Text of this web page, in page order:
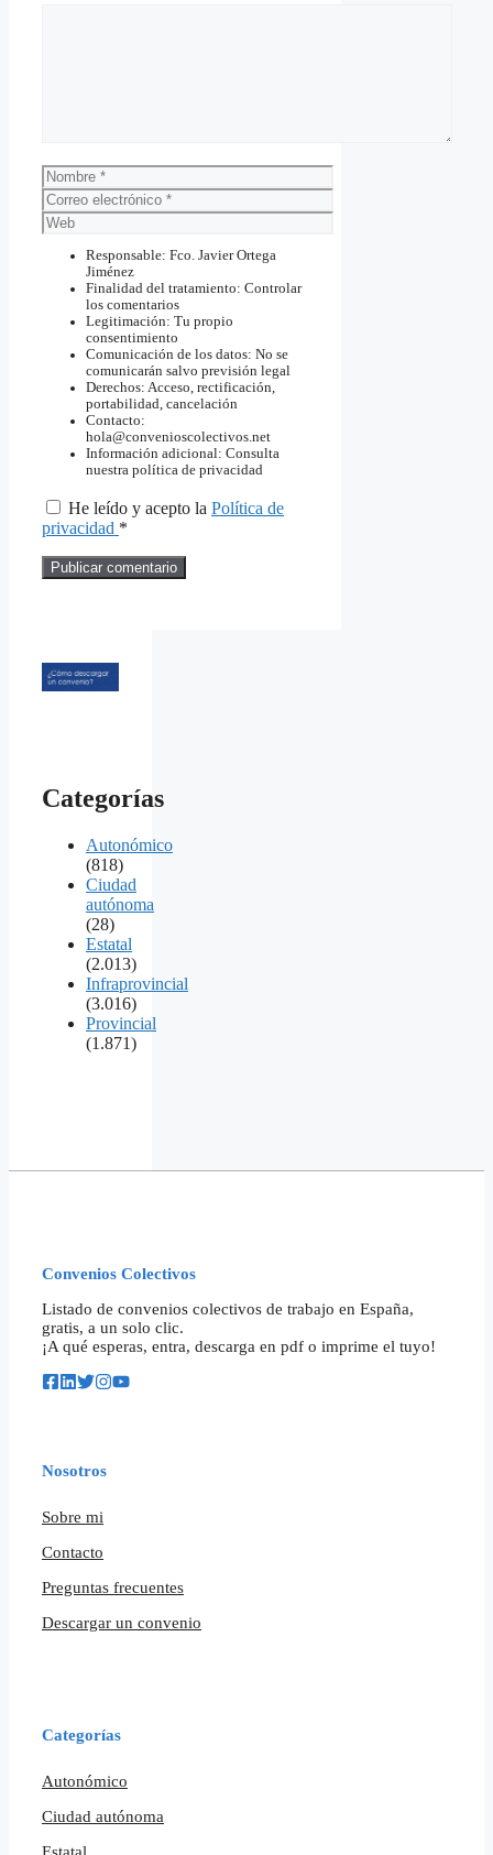
Nombre
Correo
electrónico
Web
Responsable: Fco. Javier Ortega
Jiménez
Finalidad del tratamiento: Controlar
los comentarios
Legitimación: Tu propio
consentimiento
Comunicación de los datos: No se
comunicarán salvo previsión legal
Derechos: Acceso, rectificación,
portabilidad, cancelación
Contacto:
hola@convenioscolectivos.net
Información adicional: Consulta
nuestra política de privacidad
He leído y acepto la Política de
privacidad *
Categorías
Autonómico
(818)
Ciudad
autónoma
(28)
Estatal
(2.013)
Infraprovincial
(3.016)
Provincial
(1.871)
Convenios Colectivos
Listado de convenios colectivos de trabajo en España,
gratis, a un solo clic.
¡A qué esperas, entra, descarga en pdf o imprime el tuyo!
Nosotros
Sobre mi
Contacto
Preguntas frecuentes
Descargar un convenio
Categorías
Autonómico
Ciudad autónoma